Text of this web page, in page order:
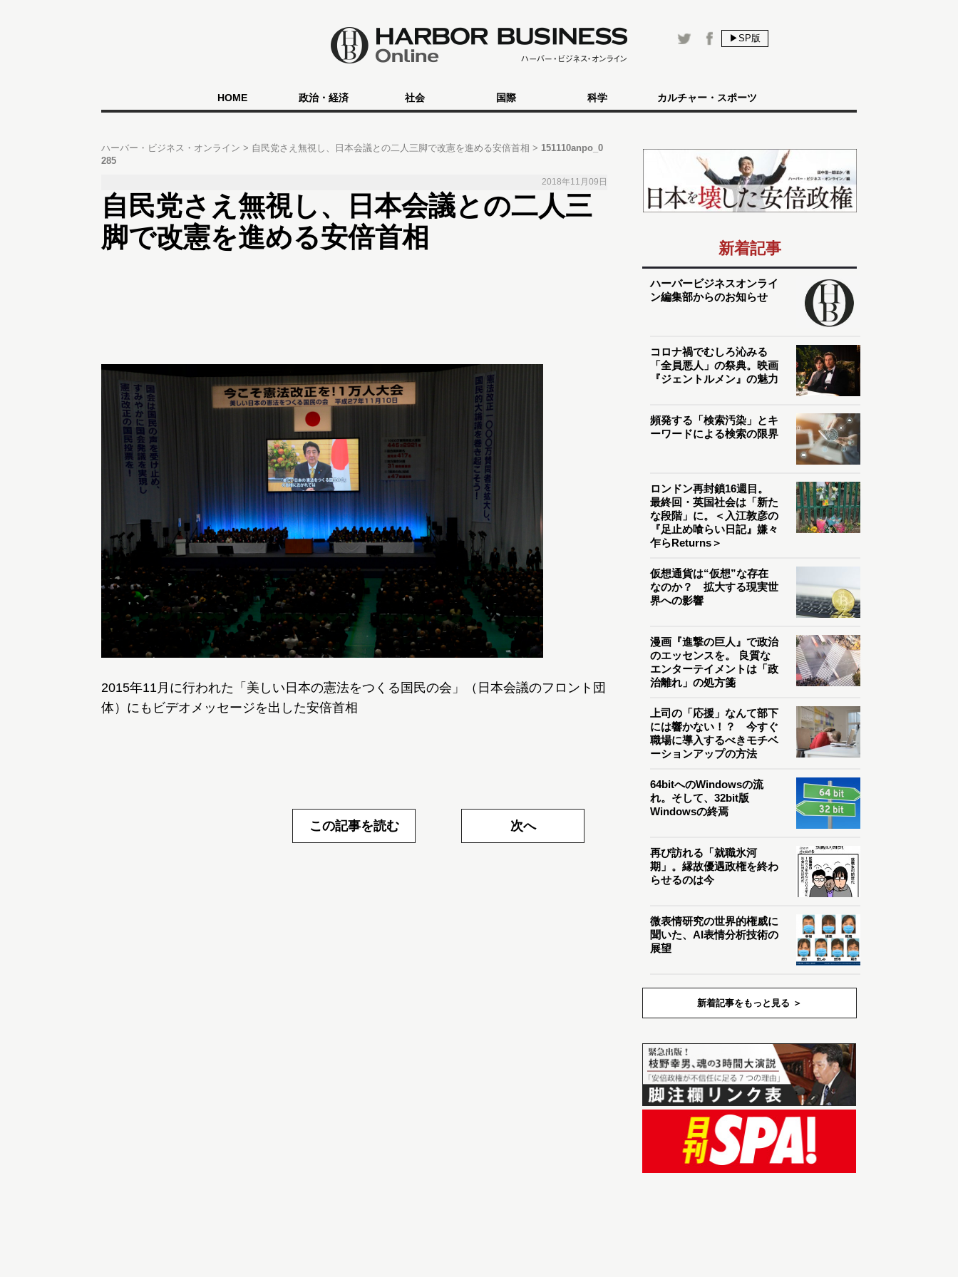
▶SP版
HOME 政治・経済 社会 国際 科学 カルチャー・スポーツ
ハーバー・ビジネス・オンライン 自民党さえ無視し、日本会議との二人三脚で改憲を進める安倍首相
151110anpo_0
285
2018年11月09日
自民党さえ無視し、日本会議との二人三
脚で改憲を進める安倍首相
2015年11月に行われた「美しい日本の憲法をつくる国民の会」（日本会議のフロント団
体）にもビデオメッセージを出した安倍首相
この記事を読む 次へ
新着記事
ハーバービジネスオンライ
ン編集部からのお知らせ
コロナ禍でむしろ沁みる
「全員悪人」の祭典。映画
『ジェントルメン』の魅力
頻発する「検索汚染」とキ
ーワードによる検索の限界
ロンドン再封鎖16週目。
最終回・英国社会は「新た
な段階」に。＜入江敦彦の
『足止め喰らい日記』嫌々
乍らReturns＞
仮想通貨は“仮想”な存在
なのか？ 拡大する現実世
界への影響
漫画『進撃の巨人』で政治
のエッセンスを。 良質な
エンターテイメントは「政
治離れ」の処方箋
上司の「応援」なんて部下
には響かない！？ 今すぐ
職場に導入するべきモチベ
ーションアップの方法
64bitへのWindowsの流
れ。そして、32bit版
Windowsの終焉
再び訪れる「就職氷河
期」。縁故優遇政権を終わ
らせるのは今
微表情研究の世界的権威に
聞いた、AI表情分析技術の
展望
新着記事をもっと見る